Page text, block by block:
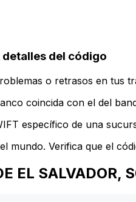
detalles del código
o retrasos en tus
coincida con el del
específico de una
mundo. Verifica que el
EL SALVADOR,